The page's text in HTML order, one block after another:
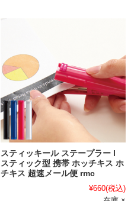
スティッキール ステープラー l
スティック型 携帯 ホッチキス ホ
チキス 超速メール便 rmc
¥660(税込)